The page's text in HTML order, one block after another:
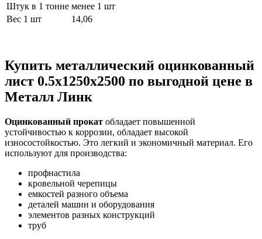
Штук в 1 тонне менее 1 шт
Вес 1 шт
14,06
Купить металлический оцинкованный
лист 0.5х1250х2500 по выгодной цене в
Металл Линк
Оцинкованный прокат обладает повышенной
устойчивостью к коррозии, обладает высокой
износостойкостью. Это легкий и экономичный материал. Его
используют для производства:
профнастила
кровельной черепицы
емкостей разного объема
деталей машин и оборудования
элементов разных конструкций
труб